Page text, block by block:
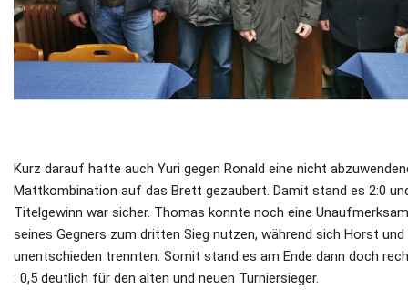
Kurz darauf hatte auch Yuri gegen Ronald eine nicht
Mattkombination auf das Brett gezaubert. Damit stand es 2:0
Titelgewinn war sicher. Thomas konnte noch eine
seines Gegners zum dritten Sieg nutzen, während sich Horst und
unentschieden trennten. Somit stand es am Ende dann doch
: 0,5 deutlich für den alten und neuen Turniersieger.